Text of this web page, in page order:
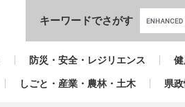
本
キーワードでさがす
防災・安全・レジリエンス
しごと・産業・農林・土木 県